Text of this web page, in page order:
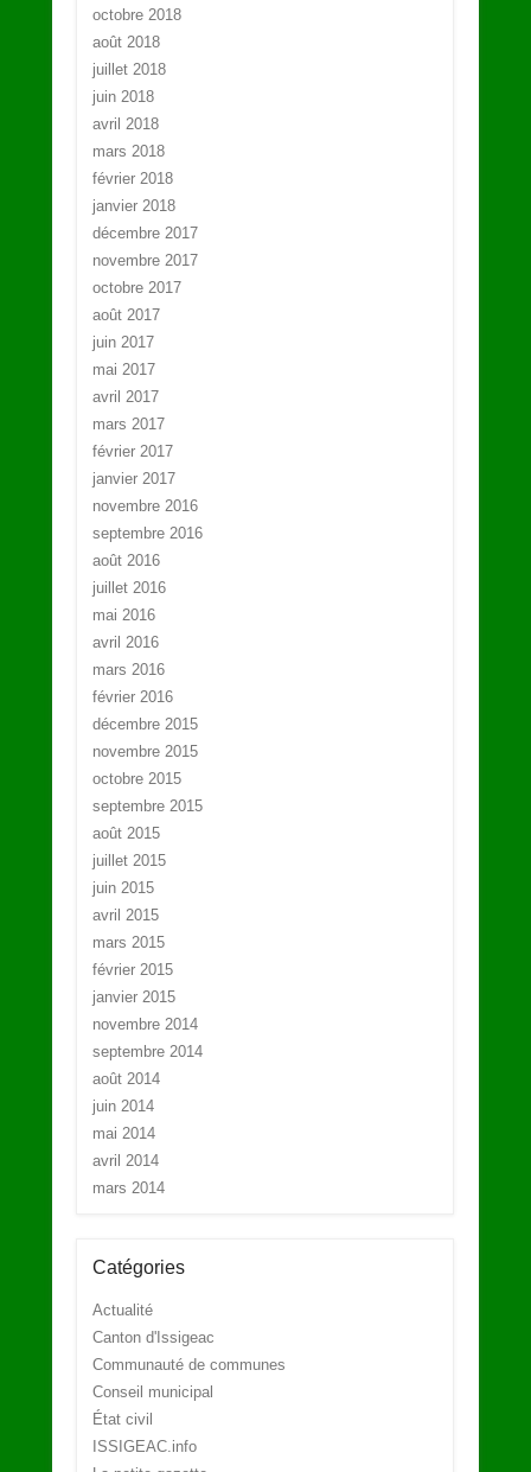
octobre 2018
août 2018
juillet 2018
juin 2018
avril 2018
mars 2018
février 2018
janvier 2018
décembre 2017
novembre 2017
octobre 2017
août 2017
juin 2017
mai 2017
avril 2017
mars 2017
février 2017
janvier 2017
novembre 2016
septembre 2016
août 2016
juillet 2016
mai 2016
avril 2016
mars 2016
février 2016
décembre 2015
novembre 2015
octobre 2015
septembre 2015
août 2015
juillet 2015
juin 2015
avril 2015
mars 2015
février 2015
janvier 2015
novembre 2014
septembre 2014
août 2014
juin 2014
mai 2014
avril 2014
mars 2014
Catégories
Actualité
Canton d'Issigeac
Communauté de communes
Conseil municipal
État civil
ISSIGEAC.info